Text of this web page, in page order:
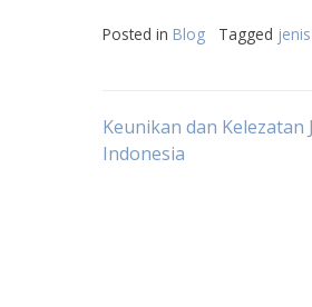
Posted in Blog Tagged
Post
Keunikan dan Kelezatan
Indonesia